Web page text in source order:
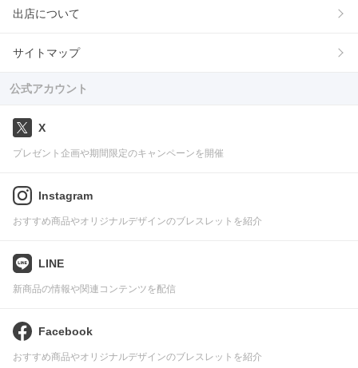
出店について
サイトマップ
公式アカウント
X
プレゼント企画や期間限定のキャンペーンを開催
Instagram
おすすめ商品やオリジナルデザインのブレスレットを紹介
LINE
新商品の情報や関連コンテンツを配信
Facebook
おすすめ商品やオリジナルデザインのブレスレットを紹介